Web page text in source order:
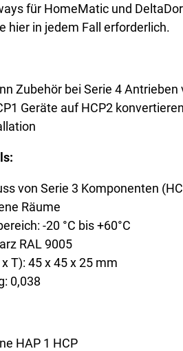
für HomeMatic und
hier in jedem Fall erforderlich.
Zubehör bei Serie 4 Antrieben
Geräte auf HCP2 konvertieren
von Serie 3 Komponenten
Räume
-20 °C bis +60°C
RAL 9005
T): 45 x 45 x 25 mm
0,038
HAP 1 HCP